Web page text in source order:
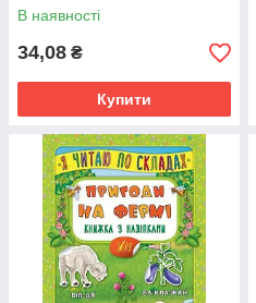
В наявності
34,08 ₴
Купити